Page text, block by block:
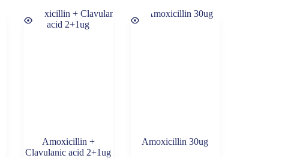
Amoxicillin +
Clavulanic acid 2+1ug
Amoxicillin 30ug